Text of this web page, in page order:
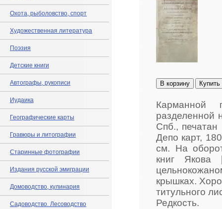
Охота, рыболовство, спорт
Художественная литература
Поэзия
Детские книги
Автографы, рукописи
Иудаика
Географические карты
Гравюры и литографии
Старинные фотографии
Издания русской эмиграции
Домоводство, кулинария
Садоводство. Лесоводство
В корзину Купить
Карманной
разделенной
Спб., печатан
Депо карт,
см. На
книг
крышках.
титульного
Редкость.